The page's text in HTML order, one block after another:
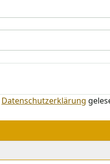
Datenschutzerklärung